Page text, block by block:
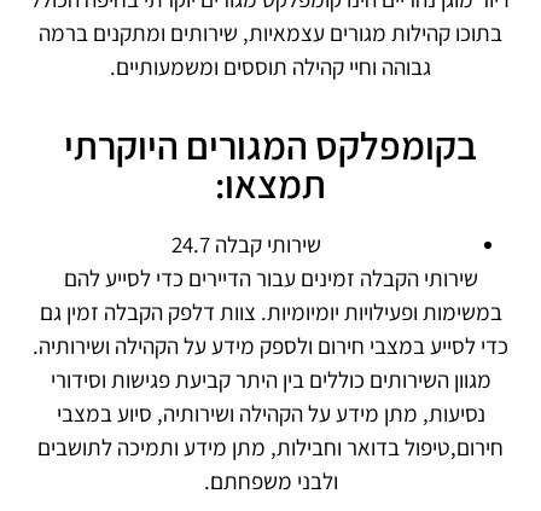
בתוכו קהילות מגורים עצמאיות, שירותים ומתקנים ברמה
גבוהה וחיי קהילה תוססים ומשמעותיים.
בקומפלקס המגורים היוקרתי
תמצאו:
שירותי קבלה 24.7
שירותי הקבלה זמינים עבור הדיירים כדי לסייע להם
במשימות ופעילויות יומיומיות. צוות דלפק הקבלה זמין גם
כדי לסייע במצבי חירום ולספק מידע על הקהילה ושירותיה.
מגוון השירותים כוללים בין היתרקביעת פגישות וסידורי
נסיעות, מתן מידע על הקהילה ושירותיה, סיוע במצבי
חירום,טיפול בדואר וחבילות, מתן מידע ותמיכה לתושבים
ולבני משפחתם.